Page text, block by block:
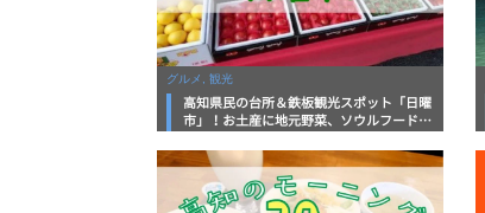
グルメ, 観光
高知県民の台所＆鉄板観光スポット「日曜
市」！お土産に地元野菜、ソウルフードま
底解説！